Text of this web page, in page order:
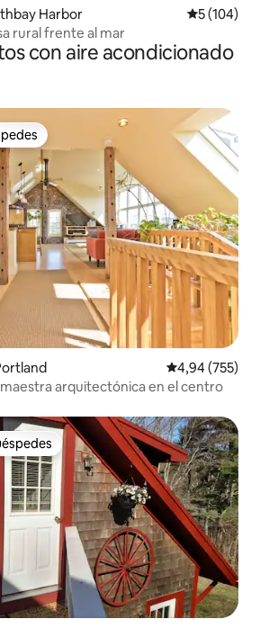
Harbor
5 (104)
rural frente al mar
con aire acondicionado
Calificación
4,94 (755)
arquitectónica en el centro
más destacados